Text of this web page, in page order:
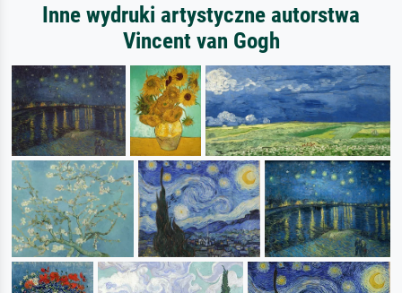
Inne wydruki artystyczne autorstwa
Vincent van Gogh